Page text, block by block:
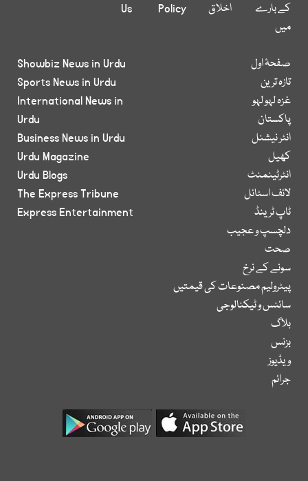
کے بارے
میں
اخلاق
Policy
Us
صفحۂ اول
تازہ ترین
غزہ لہو لہو
پاکستان
انٹر نیشنل
کھیل
انٹرٹینمنٹ
لائف اسٹائل
ٹاپ ٹرینڈ
دلچسپ و عجیب
صحت
سونے کے نرخ
پیٹرولیم مصنوعات کی قیمتیں
سائنس و ٹیکنالوجی
بلاگ
بزنس
ویڈیوز
جرائم
Showbiz News in Urdu
Sports News in Urdu
International News in
Urdu
Business News in Urdu
Urdu Magazine
Urdu Blogs
The Express Tribune
Express Entertainment